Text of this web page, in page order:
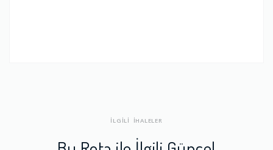
İLGİLİ İHALELER